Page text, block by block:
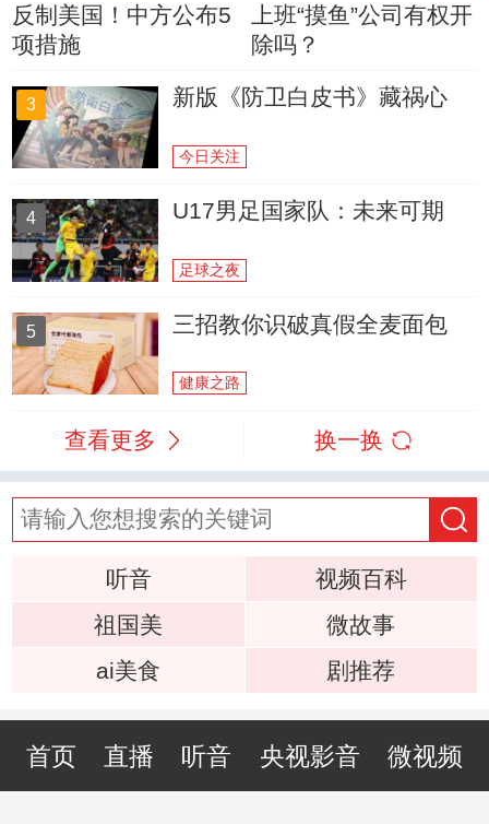
反制美国！中方公布5
项措施
上班“摸鱼”公司有权开
除吗？
3 新版《防卫白皮书》藏祸心
今日关注
4 U17男足国家队：未来可期
足球之夜
5 三招教你识破真假全麦面包
健康之路
查看更多 换一换
听音
视频百科
祖国美
微故事
ai美食
剧推荐
首页 直播 听音 央视影音 微视频